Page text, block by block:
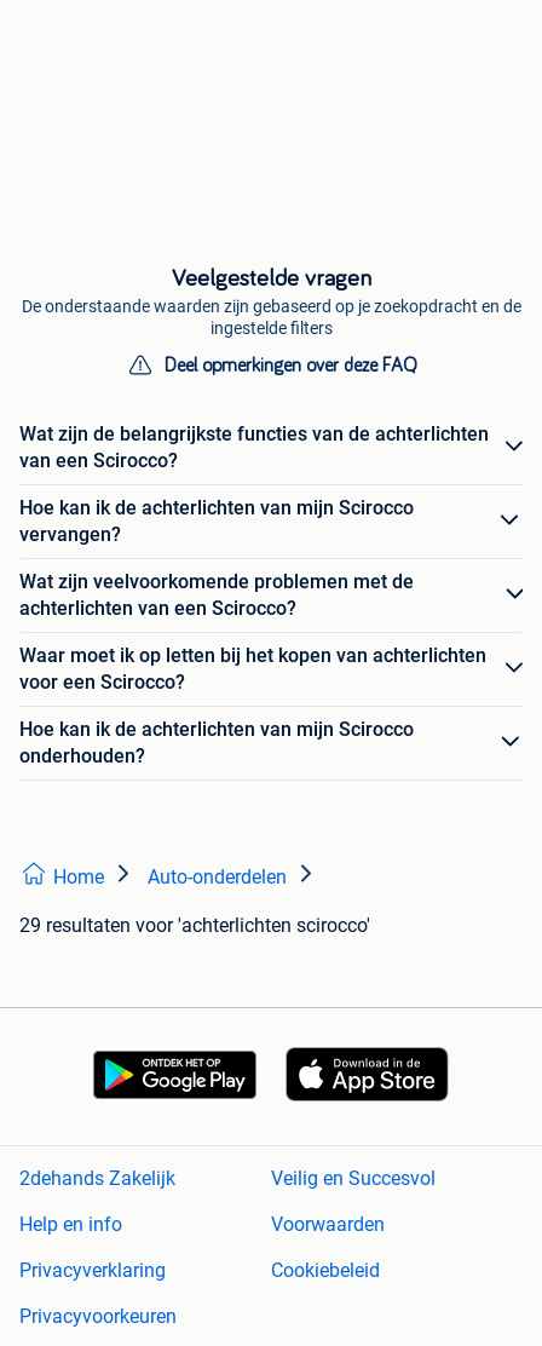
Veelgestelde vragen
De onderstaande waarden zijn gebaseerd op je zoekopdracht en de
ingestelde filters
Deel opmerkingen over deze FAQ
Wat zijn de belangrijkste functies van de achterlichten
van een Scirocco?
Hoe kan ik de achterlichten van mijn Scirocco
vervangen?
Wat zijn veelvoorkomende problemen met de
achterlichten van een Scirocco?
Waar moet ik op letten bij het kopen van achterlichten
voor een Scirocco?
Hoe kan ik de achterlichten van mijn Scirocco
onderhouden?
Home Auto-onderdelen
29 resultaten voor 'achterlichten scirocco'
2dehands Zakelijk
Veilig en Succesvol
Help en info
Voorwaarden
Privacyverklaring
Cookiebeleid
Privacyvoorkeuren